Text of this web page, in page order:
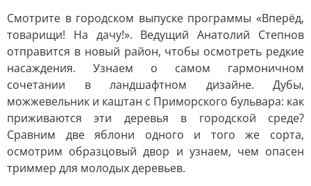
Смотрите в городском выпуске программы «Вперёд,
товарищи! На дачу!». Ведущий Анатолий Степнов
отправится в новый район, чтобы осмотреть редкие
насаждения. Узнаем о самом гармоничном
сочетании в ландшафтном дизайне. Дубы,
можжевельник и каштан с Приморского бульвара: как
приживаются эти деревья в городской среде?
Сравним две яблони одного и того же сорта,
осмотрим образцовый двор и узнаем, чем опасен
триммер для молодых деревьев.